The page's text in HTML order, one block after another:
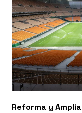
Reforma y